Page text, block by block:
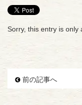
Sorry, this entry is only
前の記事へ